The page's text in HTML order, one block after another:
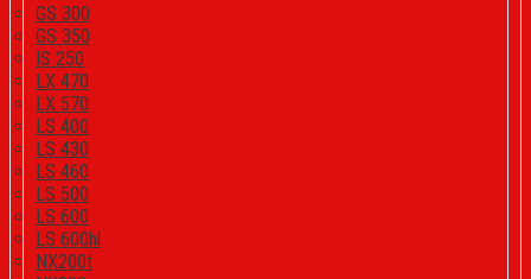
GS 300
GS 350
IS 250
LX 470
LX 570
LS 400
LS 430
LS 460
LS 500
LS 600
LS 600hl
NX200t